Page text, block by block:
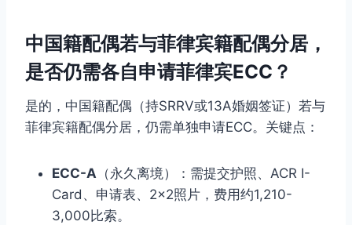
中国籍配偶若与菲律宾籍配偶分居，
是否仍需各自申请菲律宾ECC？
是的，中国籍配偶（持SRRV或13A婚姻签证）若与
菲律宾籍配偶分居，仍需单独申请ECC。关键点：
ECC-A （永久离境）：需提交护照、ACR I-
Card、申请表、2×2照片，费用约1,210-
3,000比索。